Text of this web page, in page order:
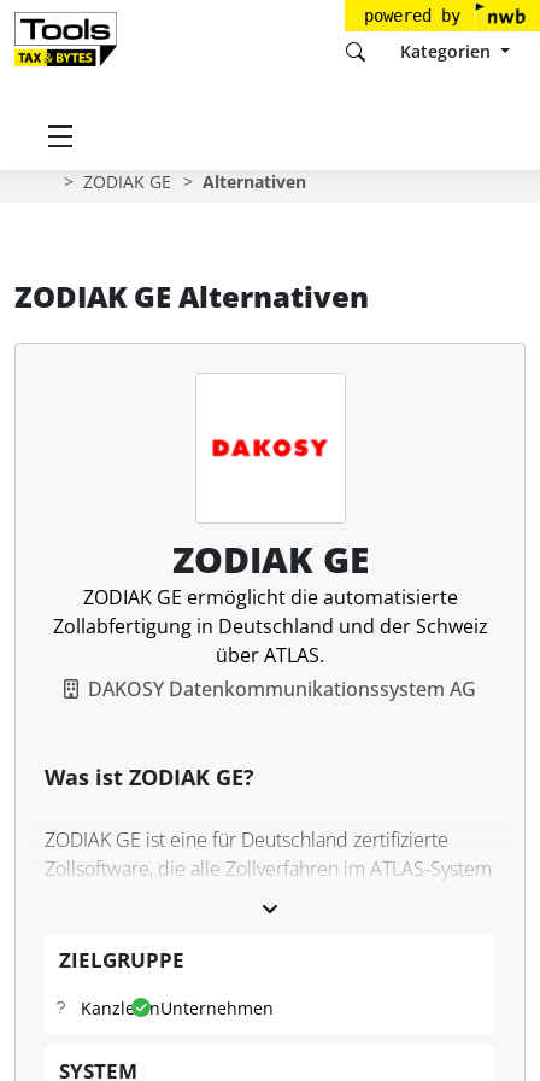
powered by
Kategorien
Startseite
ZODIAK GE
Alternativen
ZODIAK GE Alternativen
ZODIAK GE
ZODIAK GE ermöglicht die automatisierte
Zollabfertigung in Deutschland und der Schweiz
über ATLAS.
DAKOSY Datenkommunikationssystem AG
Was ist ZODIAK GE?
ZODIAK GE ist eine für Deutschland zertifizierte
Zollsoftware, die alle Zollverfahren im ATLAS-System
als Software-as-a-Service angeboten und kann
werden. Sie eignet sich für Speditionen sowie
durch eine einheitliche Oberfläche den
ZIELGRUPPE
KanzleienUnternehmen
SYSTEM